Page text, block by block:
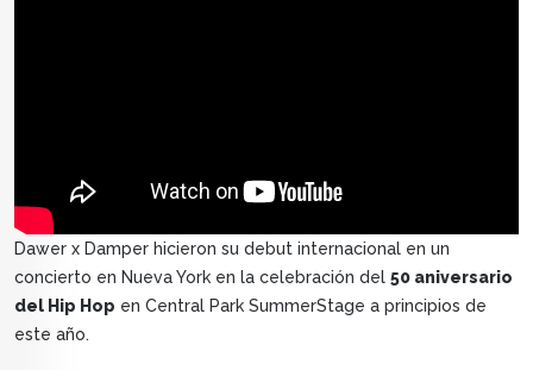
Dawer x Damper hicieron su debut internacional en un
concierto en Nueva York en la celebración del 50 aniversario
del Hip Hop en Central Park SummerStage a principios de
este año.